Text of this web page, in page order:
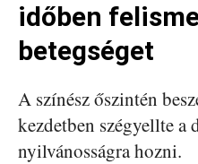
időben
betegséget
A színész őszintén
kezdetben szégyellte a
nyilvánosságra hozni.